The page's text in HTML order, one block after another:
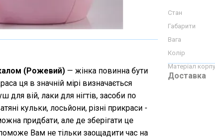
(Рожевий) — жінка повинна бути
ця в значній мірі визначається
для вій, лаки для нігтів, засоби по
кульки, лосьйони, різні прикраси -
придбати, але де зберігати це
Вам не тільки заощадити час на
Стан
Габарити
Вага
Колір
Матеріал
Доставка